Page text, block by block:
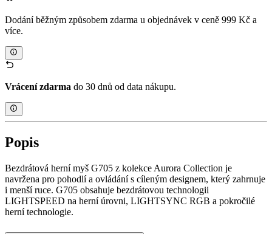
Dodání běžným způsobem zdarma u objednávek v ceně 999 Kč a
více.
Vrácení zdarma do 30 dnů od data nákupu.
Popis
Bezdrátová herní myš G705 z kolekce Aurora Collection je
navržena pro pohodlí a ovládání s cíleným designem, který zahrnuje
i menší ruce. G705 obsahuje bezdrátovou technologii
LIGHTSPEED na herní úrovni, LIGHTSYNC RGB a pokročilé
herní technologie.